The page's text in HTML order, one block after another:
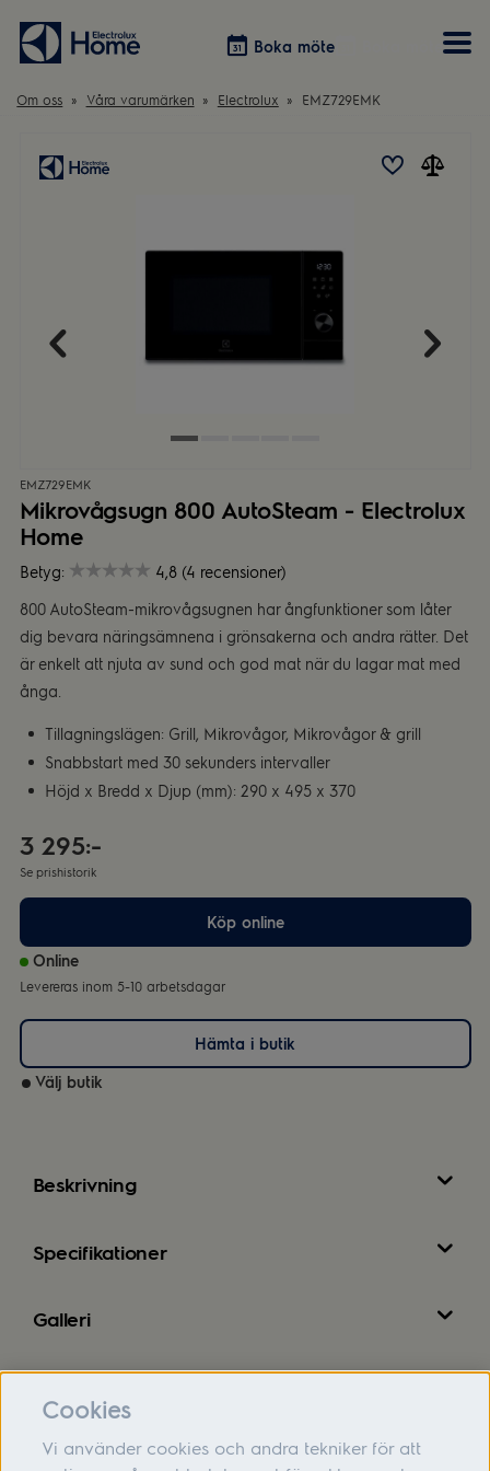
Boka möte
Våra kök
Inspiration
Förvaring
Välja garderobslösning
Vitvaror
Tvätt & Tork
Om oss Våra varumärken Electrolux EMZ729EMK
EMZ729EMK
Mikrovågsugn 800 AutoSteam - Electrolux
Home
Betyg:
4,8 (4 recensioner)
800 AutoSteam-mikrovågsugnen har ångfunktioner som låter
dig bevara näringsämnena i grönsakerna och andra rätter. Det
är enkelt att njuta av sund och god mat när du lagar mat med
ånga.
Tillagningslägen: Grill, Mikrovågor, Mikrovågor & grill
Snabbstart med 30 sekunders intervaller
Höjd x Bredd x Djup (mm): 290 x 495 x 370
3 295:-
Se prishistorik
Köp online
Online
Levereras inom 5-10 arbetsdagar
Hämta i butik
Välj butik
Beskrivning
Specifikationer
Galleri
Cookies
Vi använder cookies och andra tekniker för att